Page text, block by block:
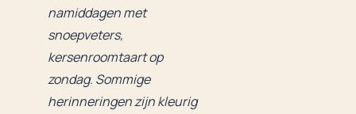
namiddagen met
snoepveters,
kersenroomtaart op
zondag. Sommige
herinneringen zijn kleurig